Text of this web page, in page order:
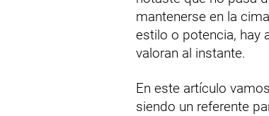
mantenerse en la
estilo o potencia, hay
valoran al instante.
En este artículo
siendo un referente